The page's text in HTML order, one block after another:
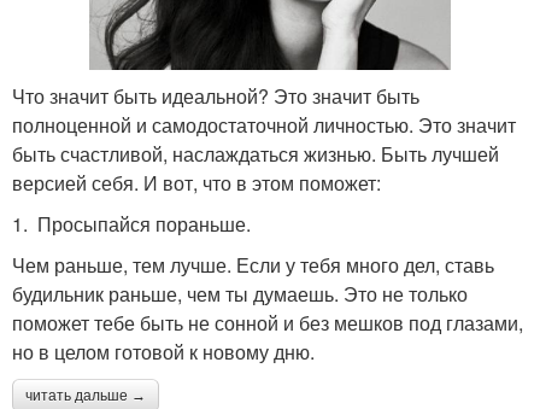
Что значит быть идеальной? Это значит быть
полноценной и самодостаточной личностью. Это значит
быть счастливой, наслаждаться жизнью. Быть лучшей
версией себя. И вот, что в этом поможет:
1. Просыпайся пораньше.
Чем раньше, тем лучше. Если у тебя много дел, ставь
будильник раньше, чем ты думаешь. Это не только
поможет тебе быть не сонной и без мешков под глазами,
но в целом готовой к новому дню.
читать дальше →